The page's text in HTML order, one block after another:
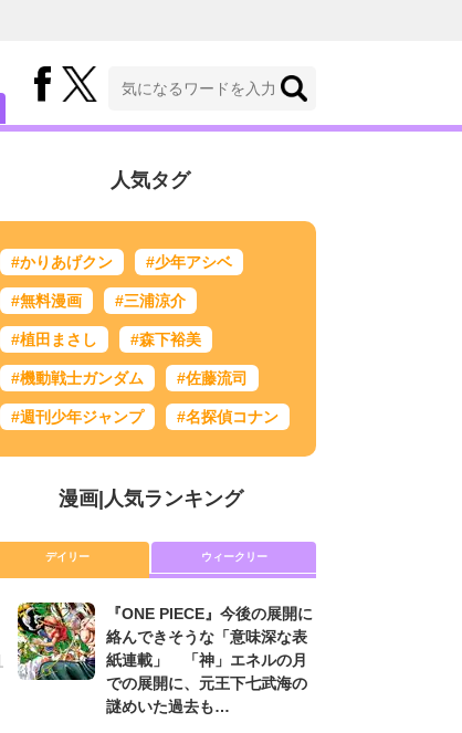
人気タグ
#かりあげクン #少年アシベ
#無料漫画 #三浦涼介
#植田まさし #森下裕美
#機動戦士ガンダム #佐藤流司
#週刊少年ジャンプ #名探偵コナン
漫画| 人気ランキング
デイリー ウィークリー
『ONE PIECE』今後の展開に
絡んできそうな「意味深な表
紙連載」 「神」エネルの月
での展開に、元王下七武海の
謎めいた過去も…